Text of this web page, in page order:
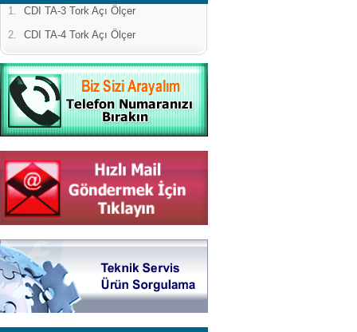
1.
CDI TA-3 Tork Açı Ölçer
2.
CDI TA-4 Tork Açı Ölçer
Yeni Binamıza TAŞINDIK
Portatif ve Tezgah Tipi Sertlik